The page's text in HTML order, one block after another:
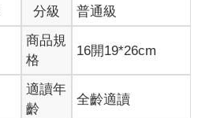
分級 普通級
商品規
格
16開19*26cm
適讀年
齡
全齡適讀